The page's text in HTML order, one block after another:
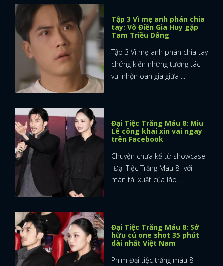
Tập 3 Vì mẹ anh phán chia
tay: Võ Điền Gia Huy gặp
Tam Triều Dâng
Tập 3 Vì mẹ anh phán chia tay
chứng kiến những tương tác
vui nhộn oan gia giữa ...
Đại Tiệc Trăng Máu 8: Miu
Lê công khai xin vai ngay
trên Facebook
Chuyện chưa kể từ showcase
"Đại Tiệc Trăng Máu 8" với
màn tái xuất của lão ...
Đại Tiệc Trăng Máu 8: Sở
hữu cú one shot 35 phút
dài nhất Việt Nam
Phim Đại tiệc trăng máu 8